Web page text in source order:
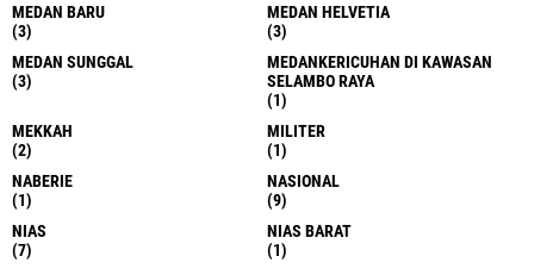
MEDAN BARU
(3)
MEDAN HELVETIA
(3)
MEDAN SUNGGAL
(3)
MEDANKERICUHAN DI KAWASAN
SELAMBO RAYA
(1)
MEKKAH
(2)
MILITER
(1)
NABERIE
(1)
NASIONAL
(9)
NIAS
(7)
NIAS BARAT
(1)